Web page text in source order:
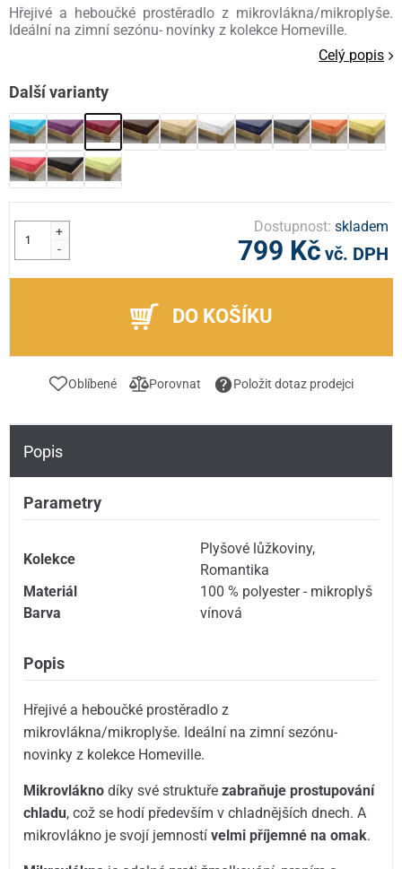
Hřejivé a heboučké prostěradlo z mikrovlákna/mikroplyše.
Ideální na zimní sezónu- novinky z kolekce Homeville.
Celý popis
Další varianty
+
-
Dostupnost:skladem
799 Kč vč. DPH
DO KOŠÍKU
Oblíbené Porovnat Položit dotaz prodejci
Popis
Parametry
Kolekce
Plyšové lůžkoviny,
Romantika
Materiál
100 % polyester - mikroplyš
Barva
vínová
Popis
Hřejivé a heboučké prostěradlo z
mikrovlákna/mikroplyše. Ideální na zimní sezónu-
novinky z kolekce Homeville.
Mikrovlákno díky své struktuřezabraňuje prostupování
chladu, což se hodí především v chladnějších dnech. A
mikrovlákno je svojí jemnostívelmi příjemné na omak.